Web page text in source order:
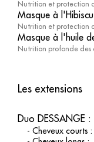
Nutrition et protection
Masque à
Nutrition et protection
Masque à l'huile
Nutrition profonde des
Les extensions
Duo DESSANGE :
- Cheveux courts :